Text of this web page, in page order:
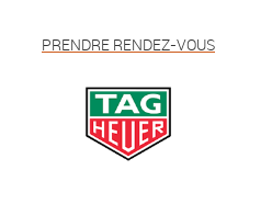
PRENDRE RENDEZ-VOUS